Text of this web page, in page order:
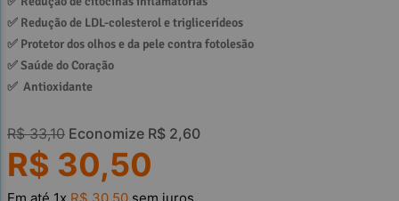
✅ Redução de LDL-colesterol e triglicerídeos
✅ Protetor dos olhos e da pele contra fotolesão
✅ Saúde do Coração
✅ Antioxidante
R$ 33,10 Economize R$ 2,60
R$ 30,50